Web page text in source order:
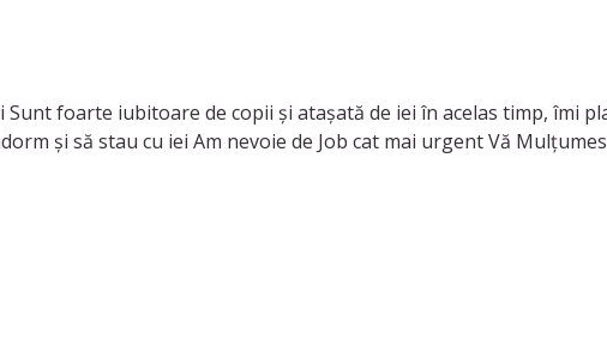
foarte iubitoare de copii și atașată de iei în acelas timp, îmi